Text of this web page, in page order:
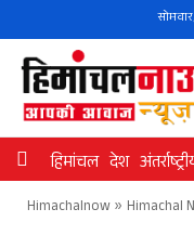
to
content
हिमांचल देश
Himachalnow» Himachal